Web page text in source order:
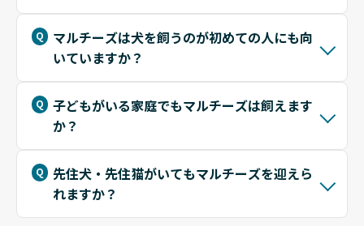
マルチーズは犬を飼うのが初めての人にも向
いていますか？
子どもがいる家庭でもマルチーズは飼えます
か？
先住犬・先住猫がいてもマルチーズを迎えら
れますか？